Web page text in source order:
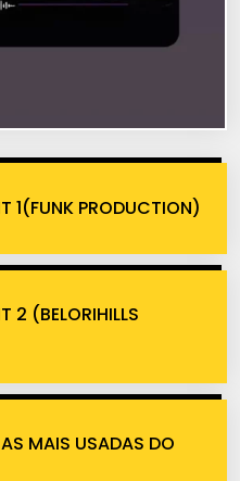
1(FUNK PRODUCTION)
2 (BELORIHILLS
MAIS USADAS DO